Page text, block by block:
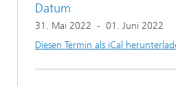
Datum
31. Mai 2022 - 01. Juni 2022
Diesen Termin als iCal